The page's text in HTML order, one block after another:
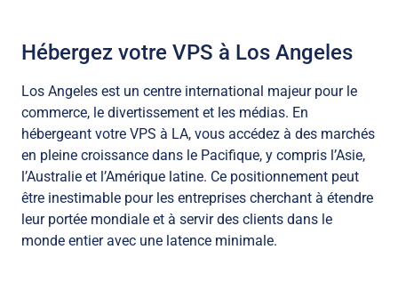
Hébergez votre VPS à Los Angeles
Los Angeles est un centre international majeur pour le
commerce, le divertissement et les médias. En
hébergeant votre VPS à LA, vous accédez à des marchés
en pleine croissance dans le Pacifique, y compris l’Asie,
l’Australie et l’Amérique latine. Ce positionnement peut
être inestimable pour les entreprises cherchant à étendre
leur portée mondiale et à servir des clients dans le
monde entier avec une latence minimale.